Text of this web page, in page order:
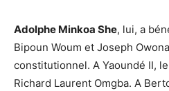
Adolphe Minkoa She, lui, a
Bipoun Woum et Joseph
constitutionnel. A Yaoundé II,
Richard Laurent Omgba. A